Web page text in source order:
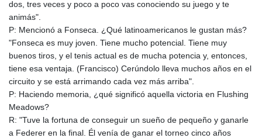
dos, tres veces y poco a poco vas conociendo su juego y te
animás".
P: Mencionó a Fonseca. ¿Qué latinoamericanos le gustan más?
"Fonseca es muy joven. Tiene mucho potencial. Tiene muy
buenos tiros, y el tenis actual es de mucha potencia y, entonces,
tiene esa ventaja. (Francisco) Cerúndolo lleva muchos años en el
circuito y se está arrimando cada vez más arriba".
P: Haciendo memoria, ¿qué significó aquella victoria en Flushing
Meadows?
R: "Tuve la fortuna de conseguir un sueño de pequeño y ganarle
a Federer en la final. Él venía de ganar el torneo cinco años